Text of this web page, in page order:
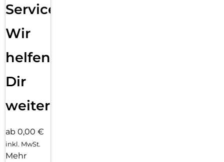
Service:
Wir
helfen
Dir
weiter
ab 0,00 €
inkl. MwSt.
Mehr